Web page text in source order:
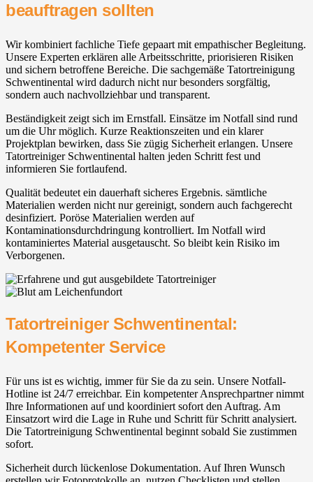
beauftragen sollten
Wir kombiniert fachliche Tiefe gepaart mit empathischer Begleitung.
Unsere Experten erklären alle Arbeitsschritte, priorisieren Risiken
und sichern betroffene Bereiche. Die sachgemäße Tatortreinigung
Schwentinental wird dadurch nicht nur besonders sorgfältig,
sondern auch nachvollziehbar und transparent.
Beständigkeit zeigt sich im Ernstfall. Einsätze im Notfall sind rund
um die Uhr möglich. Kurze Reaktionszeiten und ein klarer
Projektplan bewirken, dass Sie zügig Sicherheit erlangen. Unsere
Tatortreiniger Schwentinental halten jeden Schritt fest und
informieren Sie fortlaufend.
Qualität bedeutet ein dauerhaft sicheres Ergebnis. sämtliche
Materialien werden nicht nur gereinigt, sondern auch fachgerecht
desinfiziert. Poröse Materialien werden auf
Kontaminationsdurchdringung kontrolliert. Im Notfall wird
kontaminiertes Material ausgetauscht. So bleibt kein Risiko im
Verborgenen.
Tatortreiniger Schwentinental:
Kompetenter Service
Für uns ist es wichtig, immer für Sie da zu sein. Unsere Notfall-
Hotline ist 24/7 erreichbar. Ein kompetenter Ansprechpartner nimmt
Ihre Informationen auf und koordiniert sofort den Auftrag. Am
Einsatzort wird die Lage in Ruhe und Schritt für Schritt analysiert.
Die Tatortreinigung Schwentinental beginnt sobald Sie zustimmen
sofort.
Sicherheit durch lückenlose Dokumentation. Auf Ihren Wunsch